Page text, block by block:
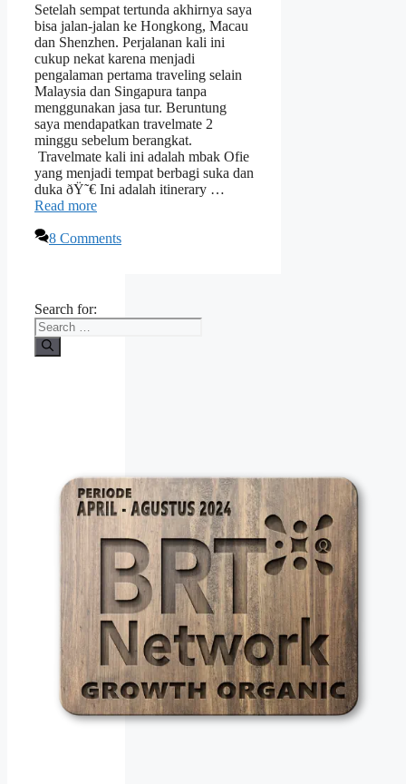
Setelah sempat tertunda akhirnya saya
bisa jalan-jalan ke Hongkong, Macau
dan Shenzhen. Perjalanan kali ini
cukup nekat karena menjadi
pengalaman pertama traveling selain
Malaysia dan Singapura tanpa
menggunakan jasa tur. Beruntung
saya mendapatkan travelmate 2
minggu sebelum berangkat.
Travelmate kali ini adalah mbak Ofie
yang menjadi tempat berbagi suka dan
duka ðŸ˜€ Ini adalah itinerary …
Read more
8 Comments
Search for: